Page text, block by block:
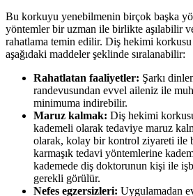
Bu korkuyu yenebilmenin birçok başka
yöntemler bir uzman ile birlikte aşılabilir
rahatlama temin edilir. Diş hekimi korkusu
aşağıdaki maddeler şeklinde sıralanabilir:
Rahatlatan faaliyetler: Şarkı
randevusundan evvel aileniz ile
minimuma indirebilir.
Maruz kalmak: Diş hekimi
kademeli olarak tedaviye maruz
olarak, kolay bir kontrol ziyareti ile
karmaşık tedavi yöntemlerine
kademede diş doktorunun kişi ile
gerekli görülür.
Nefes egzersizleri: Uygulamadan